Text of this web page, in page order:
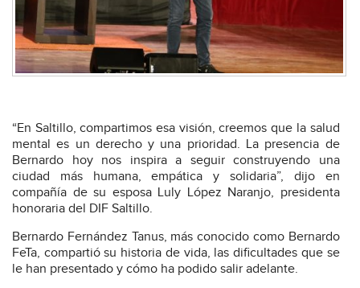
“En Saltillo, compartimos esa visión, creemos que la salud
mental es un derecho y una prioridad. La presencia de
Bernardo hoy nos inspira a seguir construyendo una
ciudad más humana, empática y solidaria”, dijo en
compañía de su esposa Luly López Naranjo, presidenta
honoraria del DIF Saltillo.
Bernardo Fernández Tanus, más conocido como Bernardo
FeTa, compartió su historia de vida, las dificultades que se
le han presentado y cómo ha podido salir adelante.